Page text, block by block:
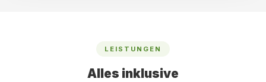
LEISTUNGEN
Alles inklusive